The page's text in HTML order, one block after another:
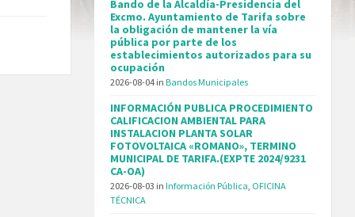
Bando de la Alcaldía-Presidencia del
Excmo. Ayuntamiento de Tarifa sobre
la obligación de mantener la vía
pública por parte de los
establecimientos autorizados para su
ocupación
2026-08-04 inBandos Municipales
INFORMACIÓN PUBLICA PROCEDIMIENTO
CALIFICACION AMBIENTAL PARA
INSTALACION PLANTA SOLAR
FOTOVOLTAICA «ROMANO», TERMINO
MUNICIPAL DE TARIFA.(EXPTE 2024/9231
CA-OA)
2026-08-03 inInformación Pública OFICINA
TÉCNICA